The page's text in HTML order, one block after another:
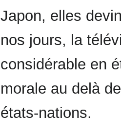
Japon, elles
nos jours, la
considérable en
morale au delà
états-nations.